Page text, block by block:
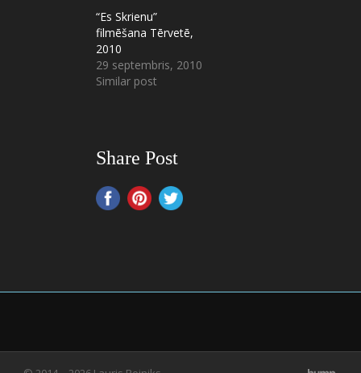
“Es Skrienu”
filmēšana Tērvetē,
2010
29 septembris, 2010
Similar post
Share Post